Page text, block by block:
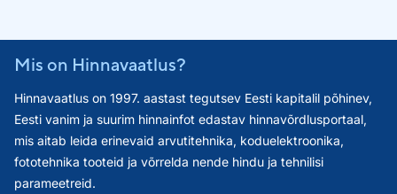
Mis on Hinnavaatlus?
Hinnavaatlus on 1997. aastast tegutsev Eesti kapitalil põhinev,
Eesti vanim ja suurim hinnainfot edastav hinnavõrdlusportaal,
mis aitab leida erinevaid arvutitehnika, koduelektroonika,
fototehnika tooteid ja võrrelda nende hindu ja tehnilisi
parameetreid.